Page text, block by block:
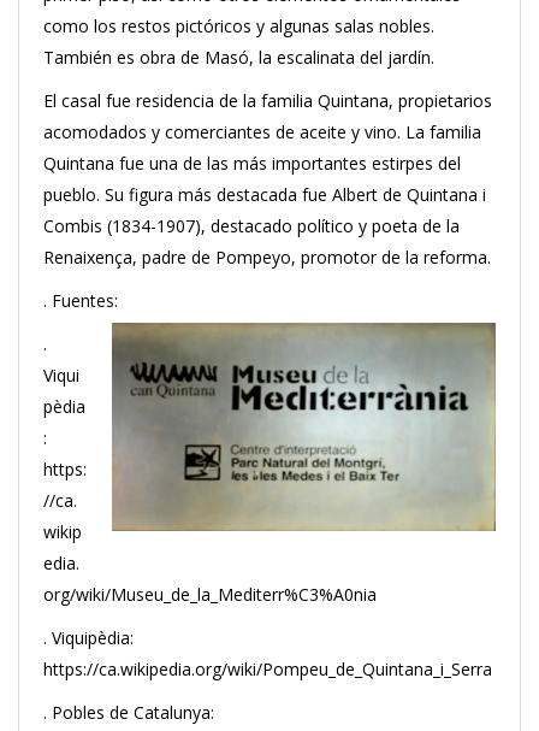
como los restos pictóricos y algunas salas nobles.
También es obra de Masó, la escalinata del jardín.
El casal fue residencia de la familia Quintana, propietarios
acomodados y comerciantes de aceite y vino. La familia
Quintana fue una de las más importantes estirpes del
pueblo. Su figura más destacada fue Albert de Quintana i
Combis (1834-1907), destacado político y poeta de la
Renaixença, padre de Pompeyo, promotor de la reforma.
. Fuentes:
.
Viqui
pèdia
:
https:
//ca.
wikip
edia.
org/wiki/Museu_de_la_Mediterr%C3%A0nia
. Viquipèdia:
https://ca.wikipedia.org/wiki/Pompeu_de_Quintana_i_Serra
. Pobles de Catalunya: